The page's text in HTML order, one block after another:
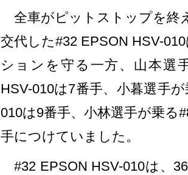
全車がピットストップを終
交代した#32 EPSON HSV-
ションを守る一方、山本選
HSV-010は7番手、小暮選手
010は9番手、小林選手が乗る
手につけていました。
#32 EPSON HSV-010は、